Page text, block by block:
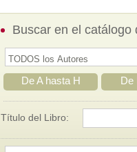
Buscar en el catálogo
De A hasta H De
Título del Libro: